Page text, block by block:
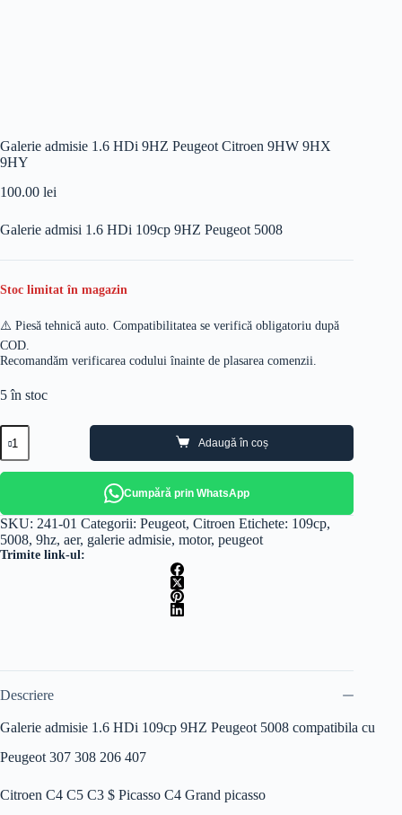
Galerie admisie 1.6 HDi 9HZ Peugeot Citroen 9HW 9HX
9HY
100.00 lei
Galerie admisi 1.6 HDi 109cp 9HZ Peugeot 5008
Stoc limitat în magazin
⚠️ Piesă tehnică auto. Compatibilitatea se verifică obligatoriu după
COD.
Recomandăm verificarea codului înainte de plasarea comenzii.
5 în stoc
Cantitate
Galerie
admisie
1.6
9HZ
Peugeot
Citroen
9HW
Adaugă în coș
Cumpără prin WhatsApp
SKU: 241-01 Categorii: Peugeot, Citroen Etichete: 109cp,
5008, 9hz, aer, galerie admisie, motor, peugeot
Trimite link-ul:
Descriere
Galerie admisie 1.6 HDi 109cp 9HZ Peugeot 5008 compatibila cu
Peugeot 307 308 206 407
Citroen C4 C5 C3 $ Picasso C4 Grand picasso